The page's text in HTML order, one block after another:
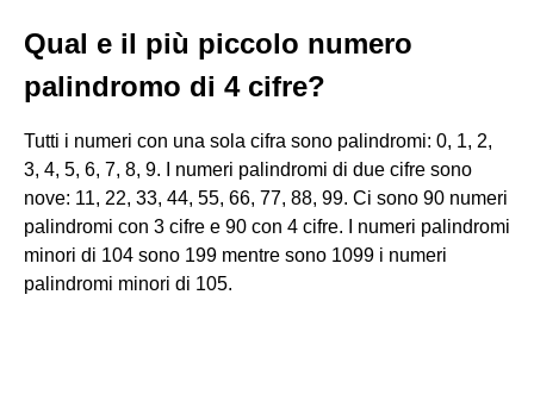
Qual e il più piccolo numero
palindromo di 4 cifre?
Tutti i numeri con una sola cifra sono palindromi: 0, 1, 2,
3, 4, 5, 6, 7, 8, 9. I numeri palindromi di due cifre sono
nove: 11, 22, 33, 44, 55, 66, 77, 88, 99. Ci sono 90 numeri
palindromi con 3 cifre e 90 con 4 cifre. I numeri palindromi
minori di 104 sono 199 mentre sono 1099 i numeri
palindromi minori di 105.